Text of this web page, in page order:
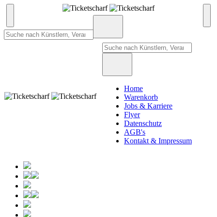
Home
Warenkorb
Jobs & Karriere
Flyer
Datenschutz
AGB's
Kontakt & Impressum